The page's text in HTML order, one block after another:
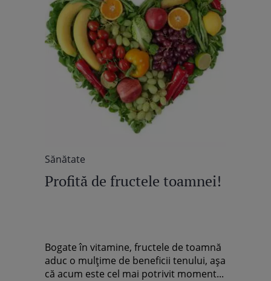
Sănătate
Profită de fructele toamnei!
Bogate în vitamine, fructele de toamnă
aduc o mulţime de beneficii tenului, aşa
că acum este cel mai potrivit moment...